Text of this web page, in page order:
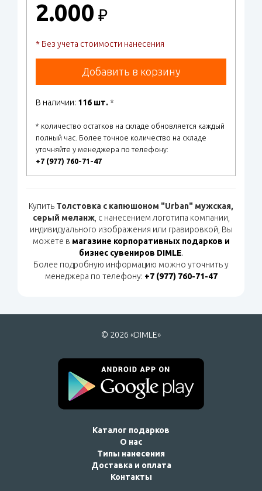
2.000 ₽
* Без учета стоимости нанесения
Добавить в корзину
В наличии: 116 шт. *
* количество остатков на складе обновляется каждый
полный час. Более точное количество на складе
уточняйте у менеджера по телефону:
+7 (977) 760-71-47
Купить Толстовка с капюшоном "Urban" мужская,
серый меланж, с нанесением логотипа компании,
индивидуального изображения или гравировкой, Вы
можете в магазине корпоративных подарков и
бизнес сувениров DIMLE.
Более подробную информацию можно уточнить у
менеджера по телефону: +7 (977) 760-71-47
© 2026 «DIMLE»
Каталог подарков
О нас
Типы нанесения
Доставка и оплата
Контакты